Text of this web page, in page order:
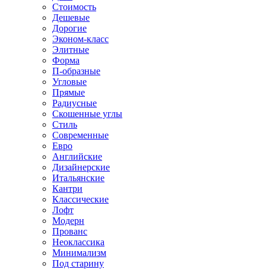
Стоимость
Дешевые
Дорогие
Эконом-класс
Элитные
Форма
П-образные
Угловые
Прямые
Радиусные
Скошенные углы
Стиль
Современные
Евро
Английские
Дизайнерские
Итальянские
Кантри
Классические
Лофт
Модерн
Прованс
Неоклассика
Минимализм
Под старину